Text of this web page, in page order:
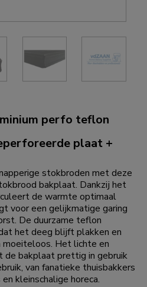
perfo teflon
plaat +
stokbroden met deze
bakplaat. Dankzij het
de warmte optimaal
voor een gelijkmatige garing
De duurzame teflon
het deeg blijft plakken en
moeiteloos. Het lichte en
de bakplaat prettig in gebruik
van fanatieke thuisbakkers
kleinschalige horeca.